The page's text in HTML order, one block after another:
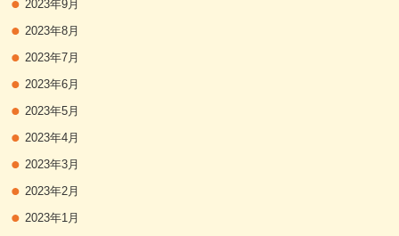
2023年9月
2023年8月
2023年7月
2023年6月
2023年5月
2023年4月
2023年3月
2023年2月
2023年1月